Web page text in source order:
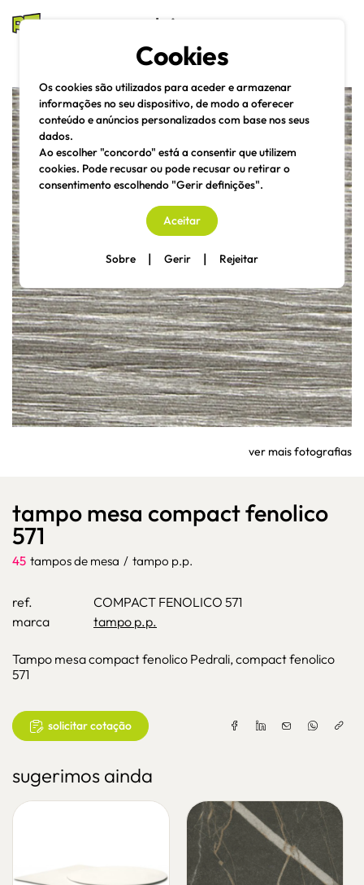
mesas e cadeiras
Pesquisa
ver mais fotografias
tampo mesa compact fenolico
571
45 tampos de mesa / tampo p.p.
ref.
COMPACT FENOLICO 571
marca
tampo p.p.
Tampo mesa compact fenolico Pedrali, compact fenolico
571
solicitar cotação
sugerimos ainda
Cookies
Os cookies são utilizados para aceder e armazenar
informações no seu dispositivo, de modo a oferecer
conteúdo e anúncios personalizados com base nos seus
dados.
Ao escolher "concordo" está a consentir que utilizem
cookies. Pode recusar ou pode recusar ou retirar o
consentimento escolhendo "Gerir definições".
Aceitar
Sobre | Gerir | Rejeitar